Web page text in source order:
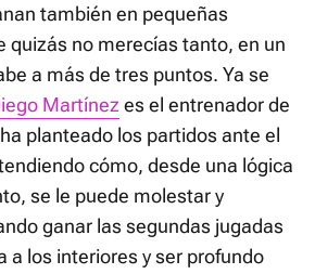
también en pequeñas
quizás no merecías tanto, en un
a más de tres puntos. Ya se
Martínez es el entrenador de
planteado los partidos ante el
cómo, desde una lógica
se le puede molestar y
ganar las segundas jugadas
a los interiores y ser profundo